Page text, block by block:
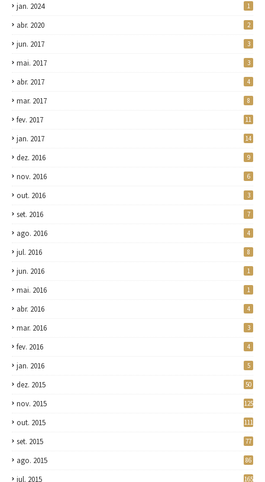
jan. 2024 1
abr. 2020 2
jun. 2017 3
mai. 2017 3
abr. 2017 4
mar. 2017 8
fev. 2017 11
jan. 2017 14
dez. 2016 9
nov. 2016 6
out. 2016 3
set. 2016 7
ago. 2016 4
jul. 2016 8
jun. 2016 1
mai. 2016 1
abr. 2016 4
mar. 2016 3
fev. 2016 4
jan. 2016 5
dez. 2015 50
nov. 2015 125
out. 2015 111
set. 2015 77
ago. 2015 86
jul. 2015 165